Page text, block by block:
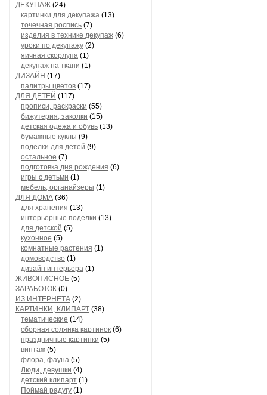
ДЕКУПАЖ (24)
картинки для декупажа (13)
точечная роспись (7)
изделия в технике декупаж (6)
уроки по декупажу (2)
яичная скорлупа (1)
декупаж на ткани (1)
ДИЗАЙН (17)
палитры цветов (17)
ДЛЯ ДЕТЕЙ (117)
прописи, раскраски (55)
бижутерия, заколки (15)
детская одежа и обувь (13)
бумажные куклы (9)
поделки для детей (9)
остальное (7)
подготовка дня рождения (6)
игры с детьми (1)
мебель, органайзеры (1)
ДЛЯ ДОМА (36)
для хранения (13)
интерьерные поделки (13)
для детской (5)
кухонное (5)
комнатные растения (1)
домоводство (1)
дизайн интерьера (1)
ЖИВОПИСНОЕ (5)
ЗАРАБОТОК (0)
ИЗ ИНТЕРНЕТА (2)
КАРТИНКИ, КЛИПАРТ (38)
тематические (14)
сборная солянка картинок (6)
праздничные картинки (5)
винтаж (5)
флора, фауна (5)
Люди, девушки (4)
детский клипарт (1)
Поймай радугу (1)